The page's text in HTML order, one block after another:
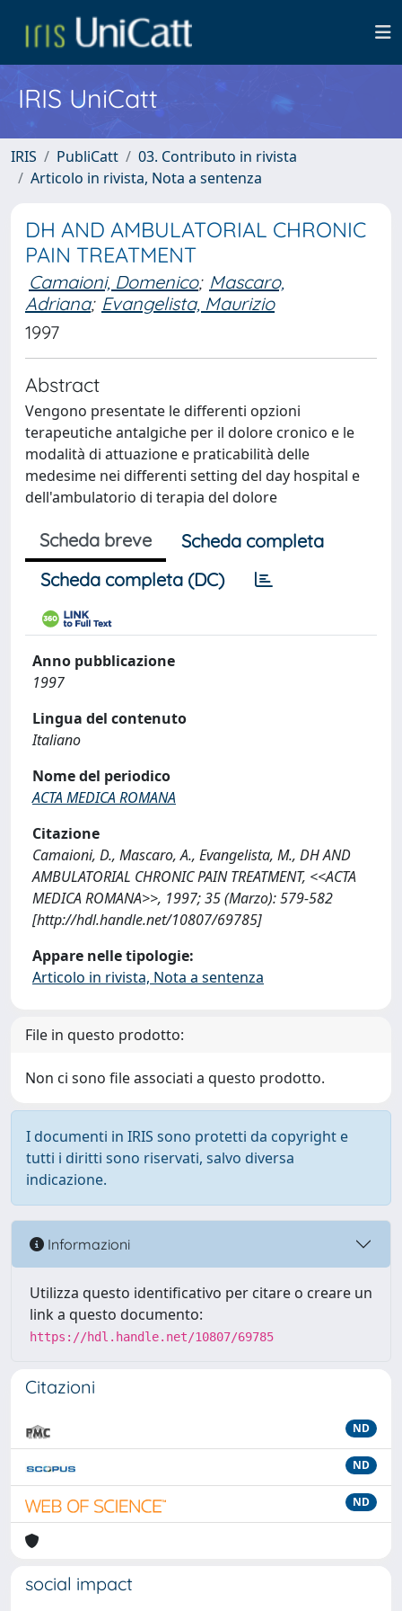
IRIS UniCatt
IRIS PubliCatt
03. Contributo in rivista
Articolo in rivista, Nota a sentenza
DH AND AMBULATORIAL CHRONIC
PAIN TREATMENT
Camaioni, Domenico; Mascaro,
Adriana; Evangelista, Maurizio
1997
Abstract
Vengono presentate le differenti opzioni
terapeutiche antalgiche per il dolore cronico e le
modalità di attuazione e praticabilità delle
medesime nei differenti setting del day hospital e
dell'ambulatorio di terapia del dolore
Scheda breve
Scheda completa
Scheda completa (DC)
Anno pubblicazione
1997
Lingua del contenuto
Italiano
Nome del periodico
ACTA MEDICA ROMANA
Citazione
Camaioni, D., Mascaro, A., Evangelista, M., DH AND
AMBULATORIAL CHRONIC PAIN TREATMENT, <<ACTA
MEDICA ROMANA>>, 1997; 35 (Marzo): 579-582
[http://hdl.handle.net/10807/69785]
Appare nelle tipologie:
Articolo in rivista, Nota a sentenza
File in questo prodotto:
Non ci sono file associati a questo prodotto.
I documenti in IRIS sono protetti da copyright e
tutti i diritti sono riservati, salvo diversa
indicazione.
Informazioni
Utilizza questo identificativo per citare o creare un
link a questo documento:
https://hdl.handle.net/10807/69785
Citazioni
ND
ND
ND
social impact